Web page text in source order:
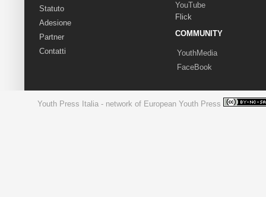
Statuto
Adesione
Partner
Contatti
YouTube
Flick
COMMUNITY
YouthMedia
FaceBook
Youth Press Italia - network of European Youth Press